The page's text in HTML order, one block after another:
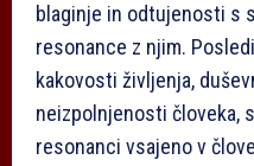
blaginje in odtujenosti s
resonance z njim.
kakovosti življenja,
neizpolnjenosti človeka,
resonanci vsajeno v